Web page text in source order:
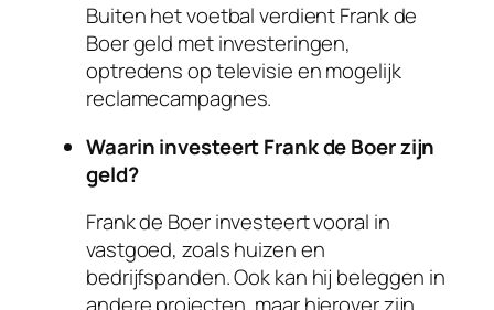
Buiten het voetbal verdient Frank de
Boer geld met investeringen,
optredens op televisie en mogelijk
reclamecampagnes.
Waarin investeert Frank de Boer zijn
geld?
Frank de Boer investeert vooral in
vastgoed, zoals huizen en
bedrijfspanden. Ook kan hij beleggen in